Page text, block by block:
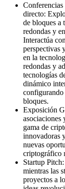
Conferencias
directo:
de bloques a
redondas y
Interactúa
perspectivas
en la
redondas y
tecnologías
dinámico
configurando
bloques.
Exposición
asociaciones
gama de
innovadoras
nuevas
criptográfico
Startup
mientras las
proyectos a